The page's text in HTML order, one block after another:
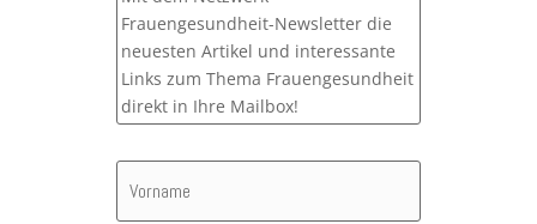
Frauengesundheit-Newsletter die
neuesten Artikel und interessante
Links zum Thema Frauengesundheit
direkt in Ihre Mailbox!